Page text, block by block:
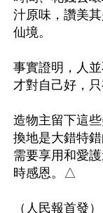
汁原味，讚美
仙境。
事實證明，人
才對自己好，只
造物主留下這
換地是大錯特
需要享用和愛
時感恩。△